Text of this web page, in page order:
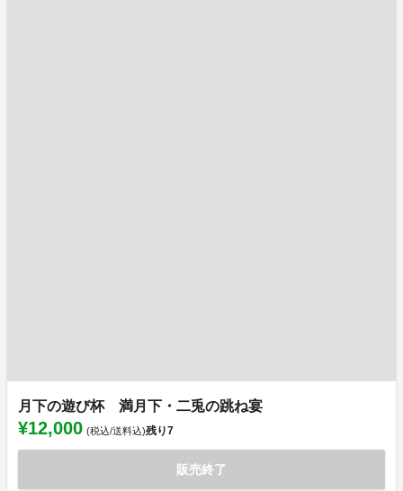
月下の遊び杯 満月下・二兎の跳ね宴
¥12,000 (税込/送料込)残り7
販売終了